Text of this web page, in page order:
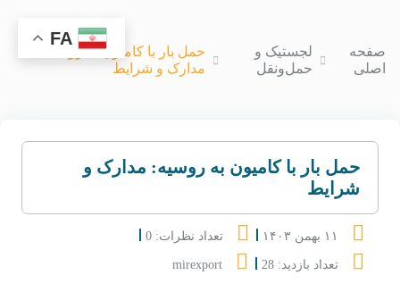
صفحه
اصلی
لجستیک و
حمل‌ونقل
حمل بار با کامیون به روسیه:
مدارک و شرایط
حمل بار با کامیون به روسیه: مدارک و
شرایط
۱۱ بهمن ۱۴۰۳ تعداد نظرات: 0
تعداد بازدید: 28 mirexport
FA